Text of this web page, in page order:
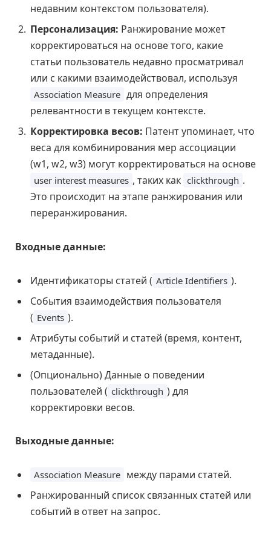
недавним контекстом пользователя).
Персонализация: Ранжирование может
корректироваться на основе того, какие
статьи пользователь недавно просматривал
или с какими взаимодействовал, используя
Association Measure для определения
релевантности в текущем контексте.
Корректировка весов: Патент упоминает, что
веса для комбинирования мер ассоциации
(w1, w2, w3) могут корректироваться на основе
user interest measures , таких как clickthrough .
Это происходит на этапе ранжирования или
переранжирования.
Входные данные:
Идентификаторы статей ( Article Identifiers ).
События взаимодействия пользователя
( Events ).
Атрибуты событий и статей (время, контент,
метаданные).
(Опционально) Данные о поведении
пользователей ( clickthrough ) для
корректировки весов.
Выходные данные:
Association Measure между парами статей.
Ранжированный список связанных статей или
событий в ответ на запрос.